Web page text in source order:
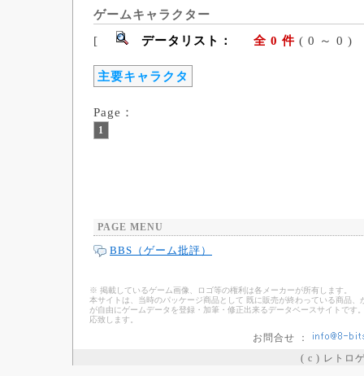
ゲームキャラクター
[
データリスト： 全 0 件 ( 0
主要キャラクタ
Page：
1
PAGE MENU
BBS（ゲーム批評）
※ 掲載しているゲーム画像、ロゴ等の権利は各メーカーが所有します。
本サイトは、当時のパッケージ商品として 既に販売が終わっている商品
が自由にゲームデータを登録・加筆・修正出来るデータベースサイトで
応致します。
お問合せ ：
( c ) レトロ